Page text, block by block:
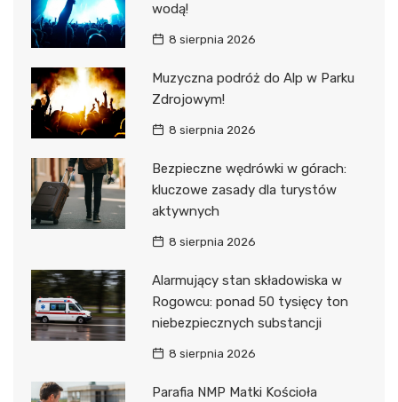
wodą!
8 sierpnia 2026
Muzyczna podróż do Alp w Parku
Zdrojowym!
8 sierpnia 2026
Bezpieczne wędrówki w górach:
kluczowe zasady dla turystów
aktywnych
8 sierpnia 2026
Alarmujący stan składowiska w
Rogowcu: ponad 50 tysięcy ton
niebezpiecznych substancji
8 sierpnia 2026
Parafia NMP Matki Kościoła